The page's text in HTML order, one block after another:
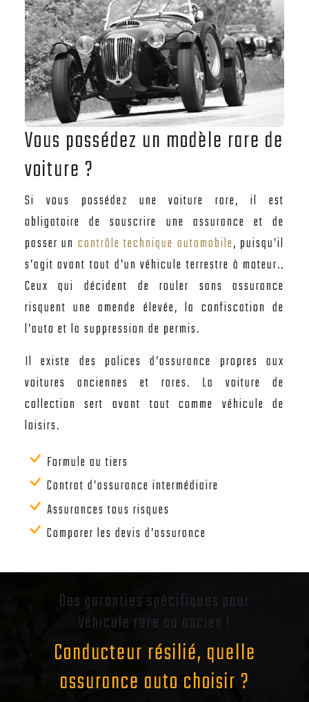
Vous possédez un modèle rare de
voiture ?
Si vous possédez une voiture rare, il est
obligatoire de souscrire une assurance et de
passer un contrôle technique automobile, puisqu’il
s’agit avant tout d’un véhicule terrestre à moteur..
Ceux qui décident de rouler sans assurance
risquent une amende élevée, la confiscation de
l’auto et la suppression de permis.
Il existe des polices d’assurance propres aux
voitures anciennes et rares. La voiture de
collection sert avant tout comme véhicule de
loisirs.
Formule au tiers
Contrat d’assurance intermédiaire
Assurances tous risques
Comparer les devis d’assurance
Des garanties spécifiques pour
véhicule rare ou ancien !
Conducteur résilié, quelle
assurance auto choisir ?